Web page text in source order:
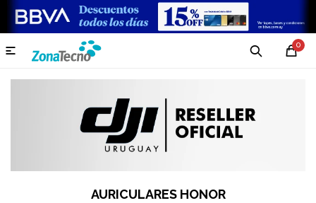
0

AURICULARES HONOR